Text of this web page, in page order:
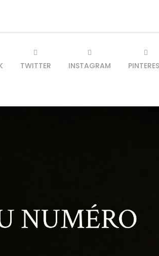
TWITTER INSTAGRAM